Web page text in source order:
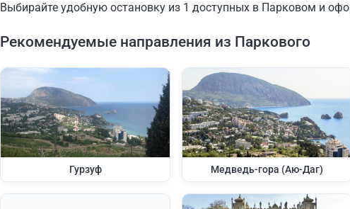
Выбирайте удобную остановку из 1 доступных в Парковом и
Рекомендуемые направления из Паркового
Гурзуф Медведь-гора (Аю-Даг)